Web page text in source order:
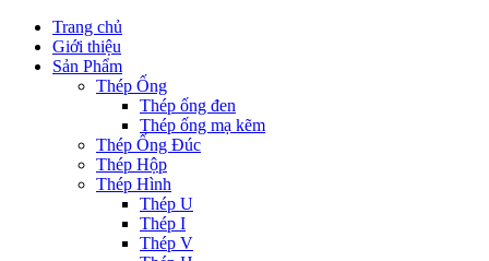
Trang chủ
Giới thiệu
Sản Phẩm
Thép Ống
Thép ống đen
Thép ống mạ kẽm
Thép Ống Đúc
Thép Hộp
Thép Hình
Thép U
Thép I
Thép V